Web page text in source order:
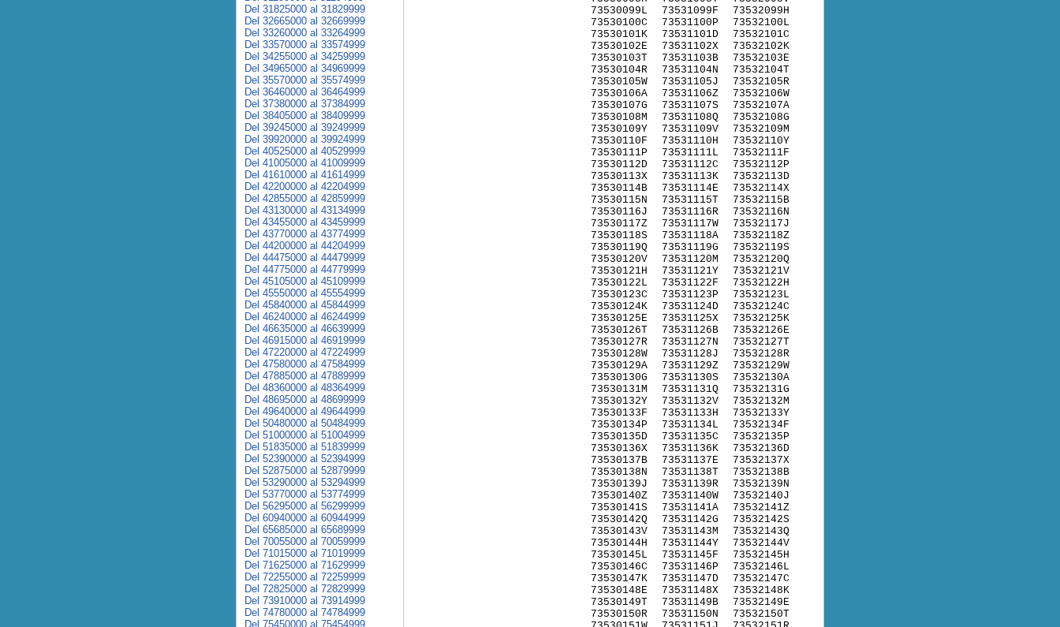
73530099L
73530100C
73530101K
73530102E
73530103T
73530104R
73530105W
73530106A
73530107G
73530108M
73530109Y
73530110F
73530111P
73530112D
73530113X
73530114B
73530115N
73530116J
73530117Z
73530118S
73530119Q
73530120V
73530121H
73530122L
73530123C
73530124K
73530125E
73530126T
73530127R
73530128W
73530129A
73530130G
73530131M
73530132Y
73530133F
73530134P
73530135D
73530136X
73530137B
73530138N
73530139J
73530140Z
73530141S
73530142Q
73530143V
73530144H
73530145L
73530146C
73530147K
73530148E
73530149T
73530150R
73531099F
73531100P
73531101D
73531102X
73531103B
73531104N
73531105J
73531106Z
73531107S
73531108Q
73531109V
73531110H
73531111L
73531112C
73531113K
73531114E
73531115T
73531116R
73531117W
73531118A
73531119G
73531120M
73531121Y
73531122F
73531123P
73531124D
73531125X
73531126B
73531127N
73531128J
73531129Z
73531130S
73531131Q
73531132V
73531133H
73531134L
73531135C
73531136K
73531137E
73531138T
73531139R
73531140W
73531141A
73531142G
73531143M
73531144Y
73531145F
73531146P
73531147D
73531148X
73531149B
73531150N
73532099H
73532100L
73532101C
73532102K
73532103E
73532104T
73532105R
73532106W
73532107A
73532108G
73532109M
73532110Y
73532111F
73532112P
73532113D
73532114X
73532115B
73532116N
73532117J
73532118Z
73532119S
73532120Q
73532121V
73532122H
73532123L
73532124C
73532125K
73532126E
73532127T
73532128R
73532129W
73532130A
73532131G
73532132M
73532133Y
73532134F
73532135P
73532136D
73532137X
73532138B
73532139N
73532140J
73532141Z
73532142S
73532143Q
73532144V
73532145H
73532146L
73532147C
73532148K
73532149E
73532150T
Del 31825000 al 31829999
Del 32665000 al 32669999
Del 33260000 al 33264999
Del 33570000 al 33574999
Del 34255000 al 34259999
Del 34965000 al 34969999
Del 35570000 al 35574999
Del 36460000 al 36464999
Del 37380000 al 37384999
Del 38405000 al 38409999
Del 39245000 al 39249999
Del 39920000 al 39924999
Del 40525000 al 40529999
Del 41005000 al 41009999
Del 41610000 al 41614999
Del 42200000 al 42204999
Del 42855000 al 42859999
Del 43130000 al 43134999
Del 43455000 al 43459999
Del 43770000 al 43774999
Del 44200000 al 44204999
Del 44475000 al 44479999
Del 44775000 al 44779999
Del 45105000 al 45109999
Del 45550000 al 45554999
Del 45840000 al 45844999
Del 46240000 al 46244999
Del 46635000 al 46639999
Del 46915000 al 46919999
Del 47220000 al 47224999
Del 47580000 al 47584999
Del 47885000 al 47889999
Del 48360000 al 48364999
Del 48695000 al 48699999
Del 49640000 al 49644999
Del 50480000 al 50484999
Del 51000000 al 51004999
Del 51835000 al 51839999
Del 52390000 al 52394999
Del 52875000 al 52879999
Del 53290000 al 53294999
Del 53770000 al 53774999
Del 56295000 al 56299999
Del 60940000 al 60944999
Del 65685000 al 65689999
Del 70055000 al 70059999
Del 71015000 al 71019999
Del 71625000 al 71629999
Del 72255000 al 72259999
Del 72825000 al 72829999
Del 73910000 al 73914999
Del 74780000 al 74784999
Del 75450000 al 75454999